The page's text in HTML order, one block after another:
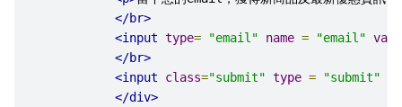
</br>
<input type= "email" name = "email"
</br>
<input
class="submit" type = "submit"
</div>